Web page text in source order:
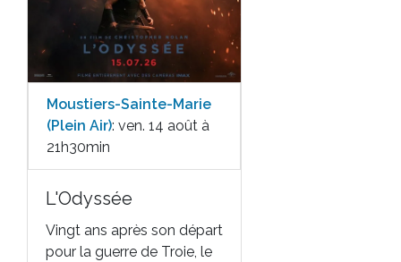
Moustiers-Sainte-Marie
(Plein Air): ven. 14 août à
21h30min
L'Odyssée
Vingt ans après son départ
pour la guerre de Troie, le